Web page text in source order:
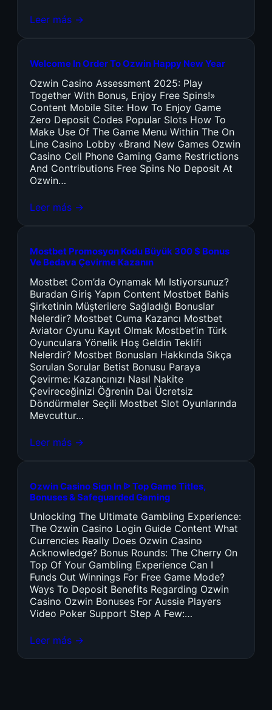
Leer más →
Welcome In Order To Ozwin Happy New Year
Ozwin Casino Assessment 2025: Play
Together With Bonus, Enjoy Free Spins!»
Content Mobile Site: How To Enjoy Game
Zero Deposit Codes Popular Slots How To
Make Use Of The Game Menu Within The On
Line Casino Lobby «Brand New Games Ozwin
Casino Cell Phone Gaming Game Restrictions
And Contributions Free Spins No Deposit At
Ozwin…
Leer más →
Mostbet Promosyon Kodu Büyük 300 $ Bonus
Ve Bedava Çevirme Kazanın
Mostbet Com’da Oynamak Mı Istiyorsunuz?
Buradan Giriş Yapın Content Mostbet Bahis
Şirketinin Müşterilere Sağladığı Bonuslar
Nelerdir? Mostbet Cuma Kazancı Mostbet
Aviator Oyunu Kayıt Olmak Mostbet’in Türk
Oyunculara Yönelik Hoş Geldin Teklifi
Nelerdir? Mostbet Bonusları Hakkında Sıkça
Sorulan Sorular Betist Bonusu Paraya
Çevirme: Kazancınızı Nasıl Nakite
Çevireceğinizi Öğrenin Dai Ücretsiz
Döndürmeler Seçili Mostbet Slot Oyunlarında
Mevcuttur…
Leer más →
Ozwin Casino Sign In ᐉ Top Game Titles,
Bonuses & Safeguarded Gaming
Unlocking The Ultimate Gambling Experience:
The Ozwin Casino Login Guide Content What
Currencies Really Does Ozwin Casino
Acknowledge? Bonus Rounds: The Cherry On
Top Of Your Gambling Experience Can I
Funds Out Winnings For Free Game Mode?
Ways To Deposit Benefits Regarding Ozwin
Casino Ozwin Bonuses For Aussie Players
Video Poker Support Step A Few:…
Leer más →